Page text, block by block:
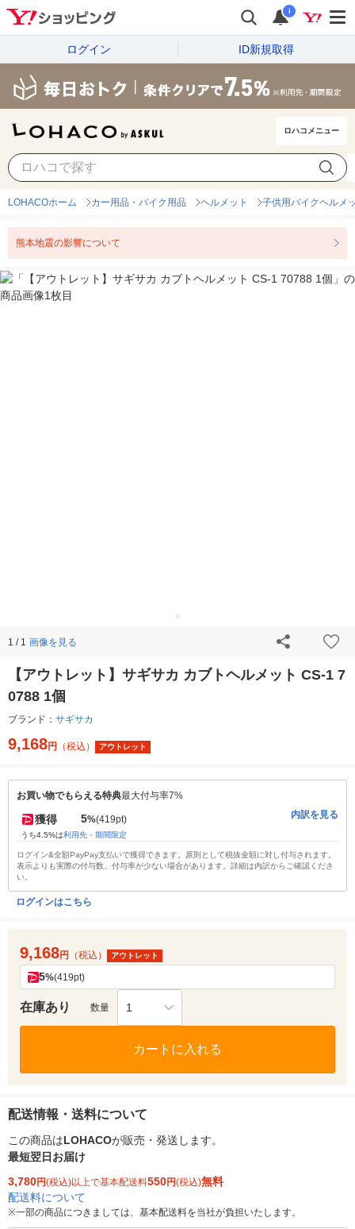
i
ログイン ID新規取得
ロハコメニュー
LOHACOホーム カー用品・バイク用品 ヘルメット 子供用バイクヘルメ
熊本地震の影響について
1 / 1 画像を見る
【アウトレット】サギサカ カブトヘルメット CS-1 7
0788 1個
ブランド： サギサカ
9,168円 （税込） アウトレット
お買い物でもらえる特典最大付与率7%
獲得 5%(419pt)
うち4.5%は利用先・期間限定
内訳を見る
ログイン&全額PayPay支払いで獲得できます。原則として税抜金額に対し付与されます。
表示よりも実際の付与数、付与率が少ない場合があります。詳細は内訳からご確認くださ
い。
ログインはこちら
9,168円 （税込） アウトレット
5%(419pt)
在庫あり 数量 1
カートに入れる
配送情報・送料について
この商品はLOHACOが販売・発送します。
最短翌日お届け
3,780円(税込)以上で基本配送料550円(税込)無料
配送料について
※一部の商品につきましては、基本配送料を当社が負担いたします。